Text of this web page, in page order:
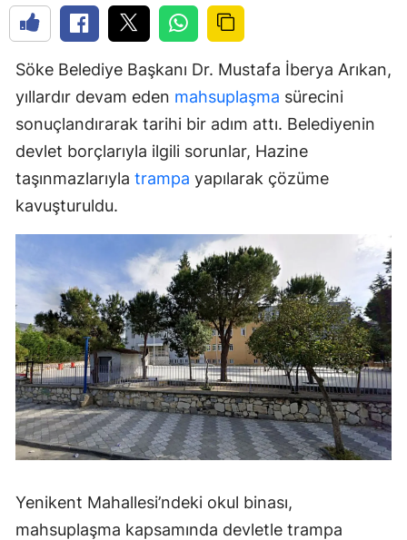
Söke Belediye Başkanı Dr. Mustafa İberya Arıkan,
yıllardır devam eden mahsuplaşma sürecini
sonuçlandırarak tarihi bir adım attı. Belediyenin
devlet borçlarıyla ilgili sorunlar, Hazine
taşınmazlarıyla trampa yapılarak çözüme
kavuşturuldu.
Yenikent Mahallesi’ndeki okul binası,
mahsuplaşma kapsamında devletle trampa